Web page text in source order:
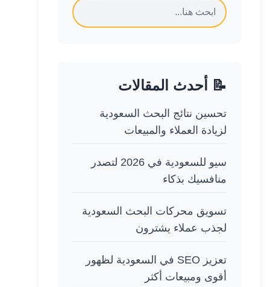
📝 أحدث المقالات
تحسين نتائج البحث السعودية
لزيادة العملاء والمبيعات
سيو للسعودية في 2026 لتصدر
منافسيك بذكاء
تسويق محركات البحث السعودية
لجذب عملاء يشترون
تعزيز SEO في السعودية لظهور
أقوى ومبيعات أكثر